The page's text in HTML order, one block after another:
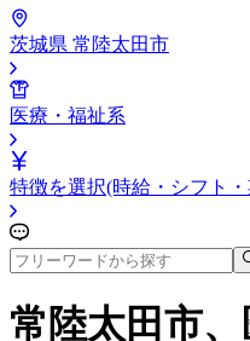
茨城県 常陸太田市
医療・福祉系
特徴を選択(時給・シフト
常陸太田市